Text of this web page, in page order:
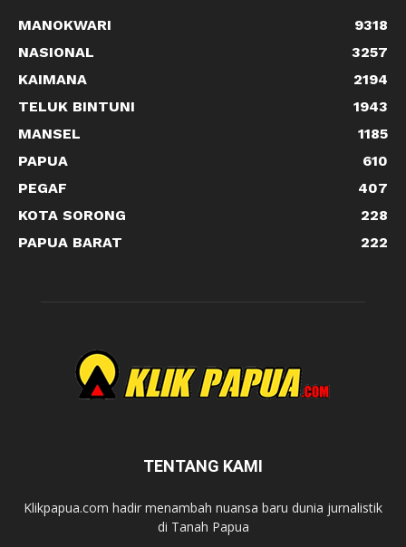
MANOKWARI
9318
NASIONAL
3257
KAIMANA
2194
TELUK BINTUNI
1943
MANSEL
1185
PAPUA
610
PEGAF
407
KOTA SORONG
228
PAPUA BARAT
222
TENTANG KAMI
Klikpapua.com hadir menambah nuansa baru dunia jurnalistik
di Tanah Papua